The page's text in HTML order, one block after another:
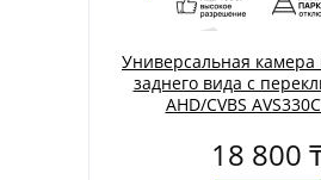
Универсальная камера
заднего вида с
AHD/CVBS
18 800